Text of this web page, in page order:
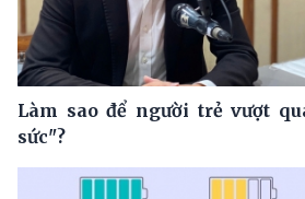
Làm sao để người trẻ vượt
sức"?